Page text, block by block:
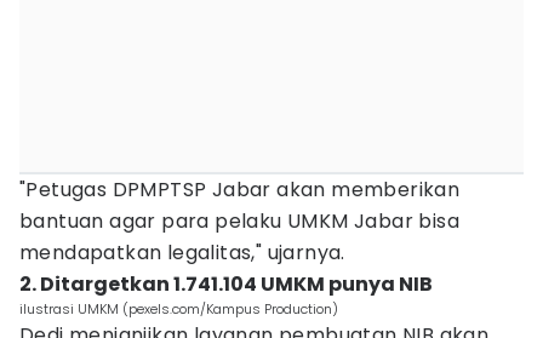
"Petugas DPMPTSP Jabar akan memberikan
bantuan agar para pelaku UMKM Jabar bisa
mendapatkan legalitas," ujarnya.
2. Ditargetkan 1.741.104 UMKM punya NIB
ilustrasi UMKM (pexels.com/Kampus Production)